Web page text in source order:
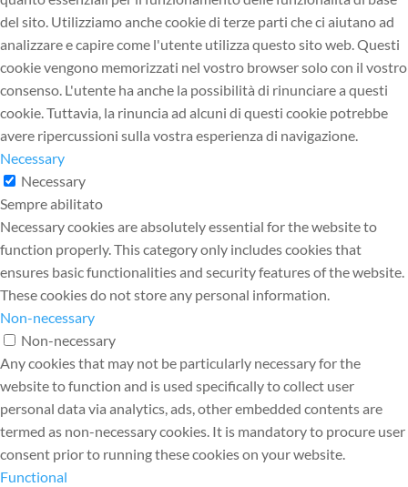
del sito. Utilizziamo anche cookie di terze parti che ci aiutano ad
analizzare e capire come l'utente utilizza questo sito web. Questi
cookie vengono memorizzati nel vostro browser solo con il vostro
consenso. L'utente ha anche la possibilità di rinunciare a questi
cookie. Tuttavia, la rinuncia ad alcuni di questi cookie potrebbe
avere ripercussioni sulla vostra esperienza di navigazione.
Necessary
Necessary
Sempre abilitato
Necessary cookies are absolutely essential for the website to
function properly. This category only includes cookies that
ensures basic functionalities and security features of the website.
These cookies do not store any personal information.
Non-necessary
Non-necessary
Any cookies that may not be particularly necessary for the
website to function and is used specifically to collect user
personal data via analytics, ads, other embedded contents are
termed as non-necessary cookies. It is mandatory to procure user
consent prior to running these cookies on your website.
Functional